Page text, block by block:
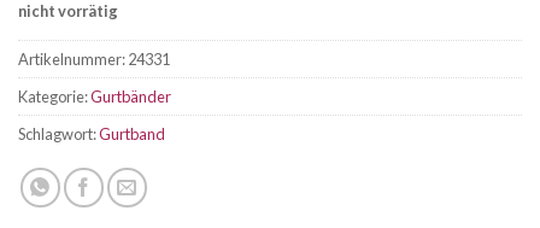
nicht vorrätig
Artikelnummer:24331
Kategorie:Gurtbänder
Schlagwort:Gurtband